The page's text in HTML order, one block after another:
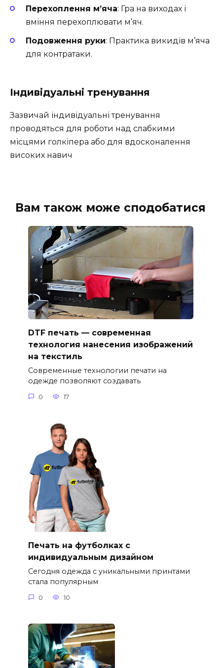
Перехоплення м’яча: Гра на виходах і
вміння перехоплювати м’яч.
Подовження руки: Практика викидів м’яча
для контратаки.
Індивідуальні тренування
Зазвичай індивідуальні тренування
проводяться для роботи над слабкими
місцями голкіпера або для вдосконалення
високих навич
Вам також може сподобатися
DTF печать — современная
технология нанесения изображений
на текстиль
Современные технологии печати на
одежде позволяют создавать
0 17
Печать на футболках с
индивидуальным дизайном
Сегодня одежда с уникальными принтами
стала популярным
0 10